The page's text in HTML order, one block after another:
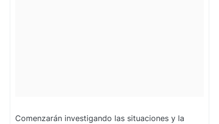
Comenzarán investigando las situaciones y la